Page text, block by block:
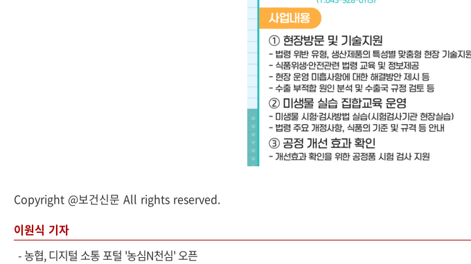
Copyright @보건신문 All rights reserved.
이원식 기자
-농협, 디지털 소통 포털 '농심N천심' 오픈